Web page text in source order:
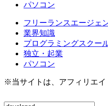
パソコン
フリーランスエージェ
業界知識
プログラミングスクー
独立・起業
パソコン
※当サイトは、アフィリエイ